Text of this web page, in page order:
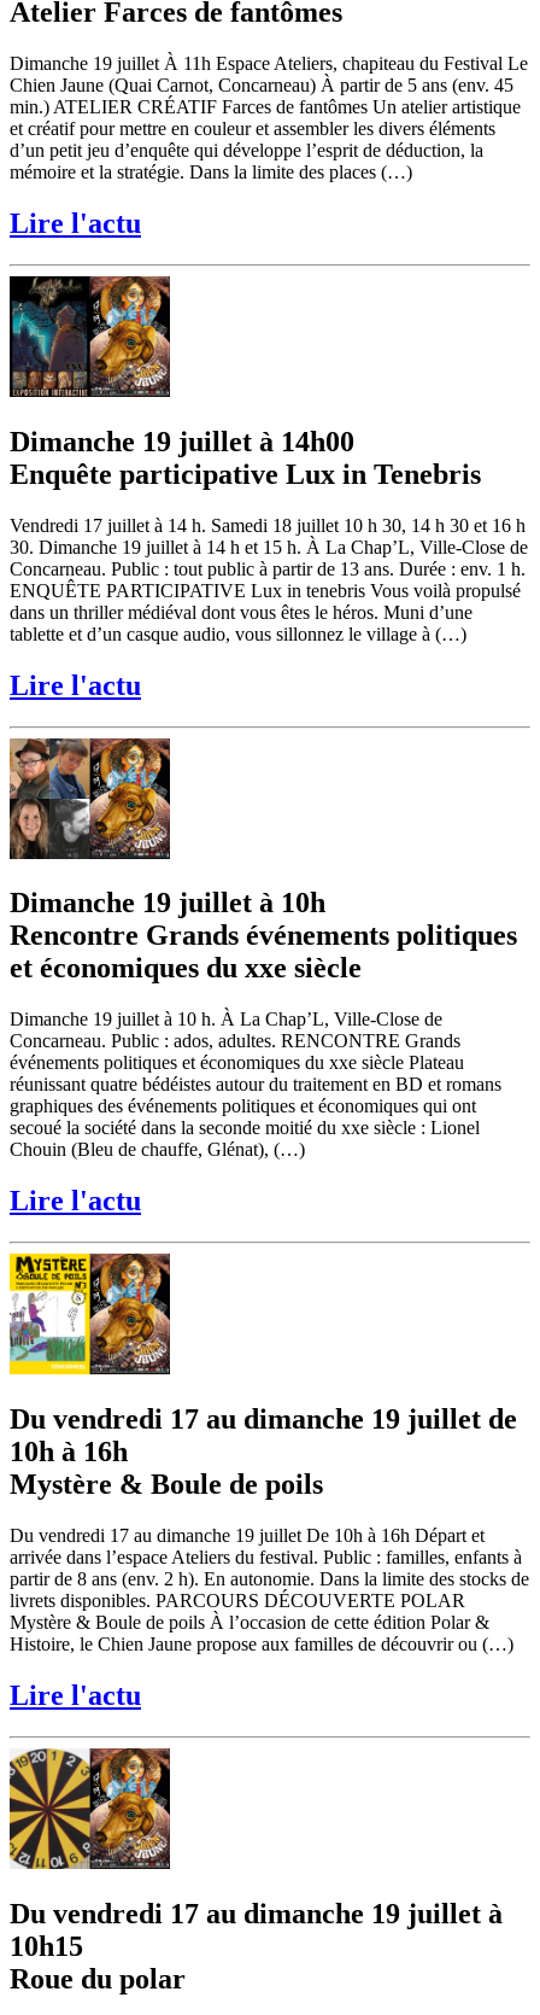
Atelier Farces de fantômes
Dimanche 19 juillet À 11h Espace Ateliers, chapiteau du Festival Le
Chien Jaune (Quai Carnot, Concarneau) À partir de 5 ans (env. 45
min.) ATELIER CRÉATIF Farces de fantômes Un atelier artistique
et créatif pour mettre en couleur et assembler les divers éléments
d’un petit jeu d’enquête qui développe l’esprit de déduction, la
mémoire et la stratégie. Dans la limite des places (…)
Lire l'actu
Dimanche 19 juillet à 14h00
Enquête participative Lux in Tenebris
Vendredi 17 juillet à 14 h. Samedi 18 juillet 10 h 30, 14 h 30 et 16 h
30. Dimanche 19 juillet à 14 h et 15 h. À La Chap’L, Ville-Close de
Concarneau. Public : tout public à partir de 13 ans. Durée : env. 1 h.
ENQUÊTE PARTICIPATIVE Lux in tenebris Vous voilà propulsé
dans un thriller médiéval dont vous êtes le héros. Muni d’une
tablette et d’un casque audio, vous sillonnez le village à (…)
Lire l'actu
Dimanche 19 juillet à 10h
Rencontre Grands événements politiques
et économiques du xxe siècle
Dimanche 19 juillet à 10 h. À La Chap’L, Ville-Close de
Concarneau. Public : ados, adultes. RENCONTRE Grands
événements politiques et économiques du xxe siècle Plateau
réunissant quatre bédéistes autour du traitement en BD et romans
graphiques des événements politiques et économiques qui ont
secoué la société dans la seconde moitié du xxe siècle : Lionel
Chouin (Bleu de chauffe, Glénat), (…)
Lire l'actu
Du vendredi 17 au dimanche 19 juillet de
10h à 16h
Mystère & Boule de poils
Du vendredi 17 au dimanche 19 juillet De 10h à 16h Départ et
arrivée dans l’espace Ateliers du festival. Public : familles, enfants à
partir de 8 ans (env. 2 h). En autonomie. Dans la limite des stocks de
livrets disponibles. PARCOURS DÉCOUVERTE POLAR
Mystère & Boule de poils À l’occasion de cette édition Polar &
Histoire, le Chien Jaune propose aux familles de découvrir ou (…)
Lire l'actu
Du vendredi 17 au dimanche 19 juillet à
10h15
Roue du polar